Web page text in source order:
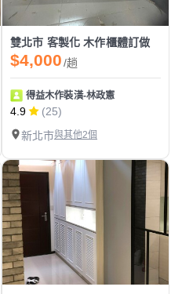
雙北市 客製化 木作櫃體訂做
$4,000/趟
得益木作裝潢-林政憲
4.9
(25)
新北市與其他2個